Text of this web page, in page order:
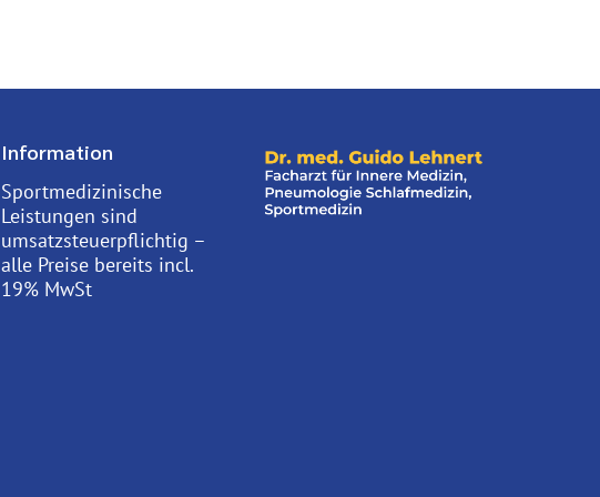
Information
Sportmedizinische
Leistungen sind
umsatzsteuerpflichtig –
alle Preise bereits incl.
19% MwSt